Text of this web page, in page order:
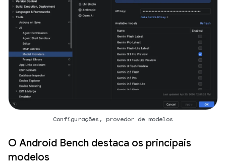
Configurações, provedor de modelos
O Android Bench destaca os principais
modelos